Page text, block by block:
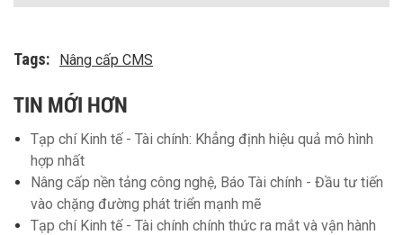
Tags: Nâng cấp CMS
TIN MỚI HƠN
Tạp chí Kinh tế - Tài chính: Khẳng định hiệu quả mô hình
hợp nhất
Nâng cấp nền tảng công nghệ, Báo Tài chính - Đầu tư tiến
vào chặng đường phát triển mạnh mẽ
Tạp chí Kinh tế - Tài chính chính thức ra mắt và vận hành